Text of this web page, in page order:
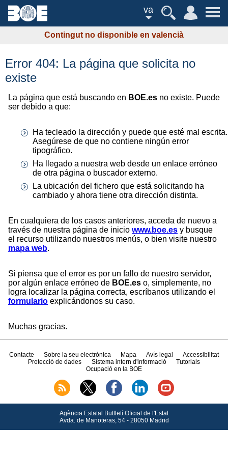
va
Contingut no disponible en valencià
Error 404: La página que solicita no
existe
La página que está buscando en BOE.es no existe. Puede
ser debido a que:
Ha tecleado la dirección y puede que esté mal escrita.
Asegúrese de que no contiene ningún error
tipográfico.
Ha llegado a nuestra web desde un enlace erróneo
de otra página o buscador externo.
La ubicación del fichero que está solicitando ha
cambiado y ahora tiene otra dirección distinta.
En cualquiera de los casos anteriores, acceda de nuevo a
través de nuestra página de inicio www.boe.es y busque
el recurso utilizando nuestros menús, o bien visite nuestro
mapa web.
Si piensa que el error es por un fallo de nuestro servidor,
por algún enlace erróneo de BOE.es o, simplemente, no
logra localizar la página correcta, escríbanos utilizando el
formulario explicándonos su caso.
Muchas gracias.
Contacte Sobre la seu electrònica Mapa Avís legal
Accessibilitat
Protecció de dades
Sistema intern d'informació
Tutorials
Ocupació en la BOE
Agència Estatal Butlletí Oficial de l'Estat
Avda.de Manoteras, 54 - 28050 Madrid